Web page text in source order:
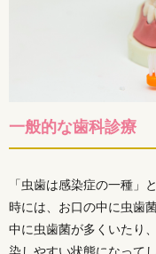
一般的な歯科診療
「虫歯は感染症の一種」
時には、お口の中に虫歯
中に虫歯菌が多くいたり
染しやすい状態になって